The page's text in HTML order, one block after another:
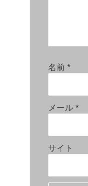
名前 *
メール *
サイト